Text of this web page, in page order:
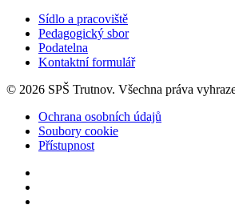
Sídlo a pracoviště
Pedagogický sbor
Podatelna
Kontaktní formulář
© 2026 SPŠ Trutnov. Všechna práva
Ochrana osobních údajů
Soubory cookie
Přístupnost